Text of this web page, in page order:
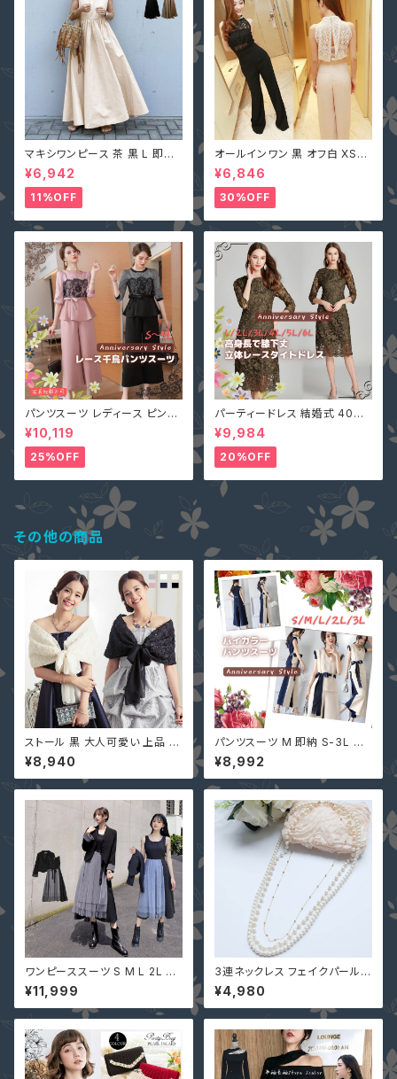
マキシワンピース 茶 黒 L 即納
オフベージュレディース Vネック
nclq496 ロング ギャザー フレ
アー ノースリーブ 夏 森ガール
袖なし
¥6,942
11%OFF
オールインワン 黒 オフ白 XS-X
L 即納 パンツドレス 襟ビジュー
フェイクパール レース シースル
ー ホルターネック 背中開き オ
フホワイト 無地 2161366
¥6,846
30%OFF
パンツスーツ レディース ピンク
2L (L寄り) 3L 即納 S M L 4L
黒 XZ-X99616 レース 七分袖
ガウチョパンツ ペプラム リボン
¥10,119
25%OFF
パーティードレス 結婚式 40代
大きいサイズ オリーブ L(S寄り
M) 5L 即納 2L 3L 4L 6L MD
-1164467 袖あり 七分袖 花柄
刺繍 総レース ワンピース タイ
ト Aライン 春
¥9,984
20%OFF
その他の商品
ストール 黒 大人可愛い 上品 シ
フォン 花柄 レース YJ-33796
7 カーディガン 肩掛け ショール
ボレロ 結婚式 ピンク ネイビー
¥8,940
パンツスーツ M 即納 S-3L ベ
ージュ セットアップ 上下セット
DT0046 バイカラー レディー
ス Ｔシャツ+パンツ ２点セット O
¥8,992
ワンピーススーツ S M L 2L 3L
4L 即納 黒 グレー 大人可愛い
セットアップ ぽっちゃり ジャケッ
ト チュール 切替 ASY-98926
¥11,999
3連ネックレス フェイクパール
結婚式 パーティー 入学式 入園
式 卒業式 卒園式 YJ-L0016
アクセサリー フォーマル レディ
¥4,980